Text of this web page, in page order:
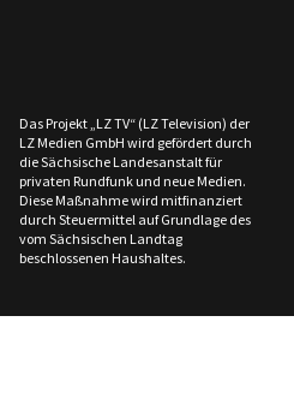
Das Projekt „LZ TV“ (LZ Television) der
LZ Medien GmbH wird gefördert durch
die Sächsische Landesanstalt für
privaten Rundfunk und neue Medien.
Diese Maßnahme wird mitfinanziert
durch Steuermittel auf Grundlage des
vom Sächsischen Landtag
beschlossenen Haushaltes.